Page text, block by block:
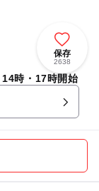
保存
2638
時・17時開始